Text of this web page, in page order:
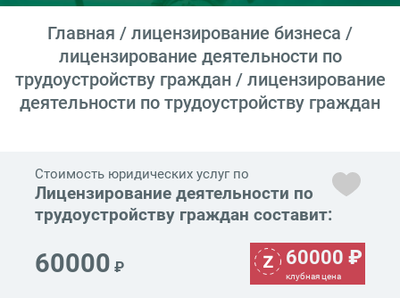
Главная / лицензирование бизнеса /
лицензирование деятельности по
трудоустройству граждан/ лицензирование
деятельности по трудоустройству граждан
Стоимость юридических услуг по
Лицензирование деятельности по
трудоустройству граждан составит:
60000 ₽ 60000 ₽
клубная цена